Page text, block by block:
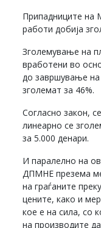
Припадниците на
работи добија
Зголемување на
вработени во
до завршување
зголемат за 46%.
Согласно закон,
линеарно се
за 5.000 денари.
И паралелно на
ДПМНЕ презема
на граѓаните
цените, како и
кое е на сила, со
на производите